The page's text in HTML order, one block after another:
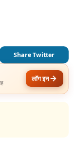
Share Twitter
लॉग इन